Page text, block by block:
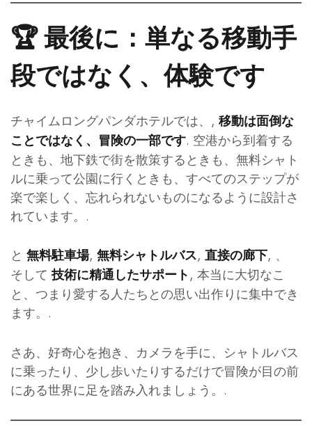
🏆 最後に：単なる移動手
段ではなく、体験です
チャイムロングパンダホテルでは、, 移動は面倒な
ことではなく、冒険の一部です. 空港から到着する
ときも、地下鉄で街を散策するときも、無料シャト
ルに乗って公園に行くときも、すべてのステップが
楽で楽しく、忘れられないものになるように設計さ
れています。.
と 無料駐車場, 無料シャトルバス, 直接の廊下, 、
そして技術に精通したサポート, 本当に大切なこ
と、つまり愛する人たちとの思い出作りに集中でき
ます。.
さあ、好奇心を抱き、カメラを手に、シャトルバス
に乗ったり、少し歩いたりするだけで冒険が目の前
にある世界に足を踏み入れましょう。.